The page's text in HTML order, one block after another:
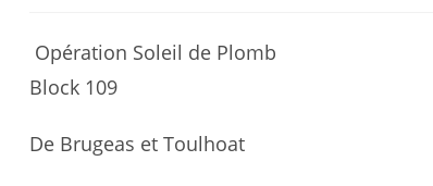
Opération Soleil de Plomb
Block 109
De Brugeas et Toulhoat